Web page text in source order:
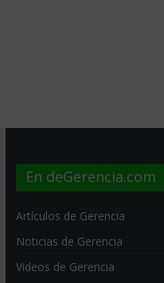
En deGerencia.com
Artículos de Gerencia
Noticias de Gerencia
Videos de Gerencia